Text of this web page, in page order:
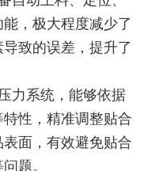
，极大程度减少了
致的误差，提升了
力系统，能够依据
性，精准调整贴合
面，有效避免贴合
题。